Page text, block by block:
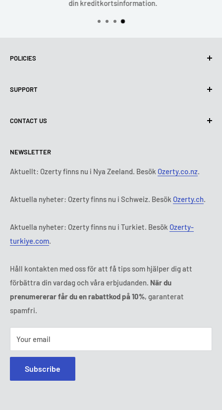
din kreditkortsinformation.
POLICIES
Use of cookies (GDPR)
Delivery conditions
Payment terms
Abonnemangets villkor och bestämmelser
SUPPORT
Contact Us
Legal notice
FAQ
Ozerty keeps you safe
CONTACT US
Tisdag:9:00 - 18:00
Onsdag:
9:00 - 18:00
Fredag:
9:00 - 18:00
Tl: 010 884 87 30
E-post:
NEWSLETTER
Aktuellt: Ozerty finns nu i Nya Zeeland. Besök Ozerty.co.nz.
Aktuella nyheter: Ozerty finns nu i Schweiz. Besök Ozerty.ch.
Aktuella nyheter: Ozerty finns nu i Turkiet. Besök Ozerty-
turkiye.com.
Håll kontakten med oss för att få tips som hjälper dig att
förbättra din vardag och våra erbjudanden. När du
prenumererar får du en rabattkod på 10%, garanterat
spamfri.
Your email
Subscribe